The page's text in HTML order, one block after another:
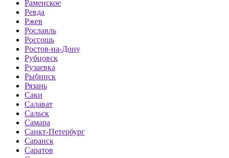
Раменское
Ревда
Ржев
Рославль
Россошь
Ростов-на-Дону
Рубцовск
Рузаевка
Рыбинск
Рязань
Саки
Салават
Сальск
Самара
Санкт-Петербург
Саранск
Саратов